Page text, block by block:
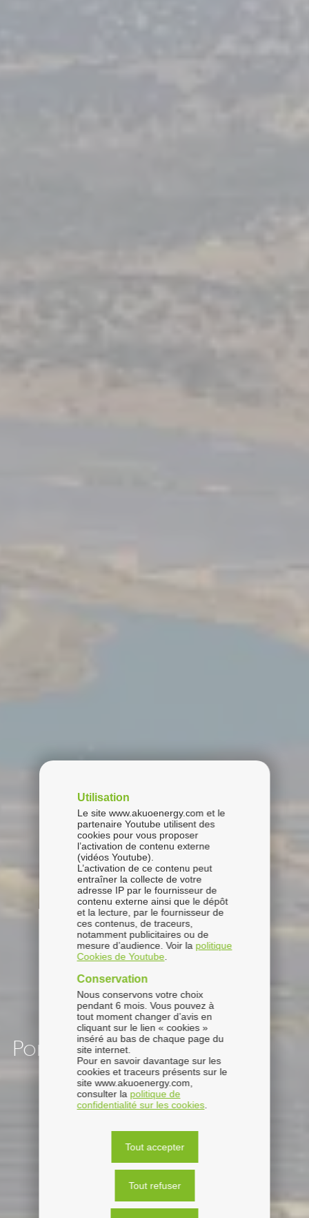
Portugal
Utilisation
Le site www.akuoenergy.com et le
partenaire Youtube utilisent des
cookies pour vous proposer
l’activation de contenu externe
(vidéos Youtube).
L’activation de ce contenu peut
entraîner la collecte de votre
adresse IP par le fournisseur de
contenu externe ainsi que le dépôt
et la lecture, par le fournisseur de
ces contenus, de traceurs,
notamment publicitaires ou de
mesure d’audience. Voir la politique
Cookies de Youtube
Conservation
Nous conservons votre choix
pendant 6 mois. Vous pouvez à
tout moment changer d’avis en
cliquant sur le lien « cookies »
inséré au bas de chaque page du
site internet.
Pour en savoir davantage sur les
cookies et traceurs présents sur le
site www.akuoenergy.com,
consulter la politique de
confidentialité sur les cookies.
Tout accepter
Tout refuser